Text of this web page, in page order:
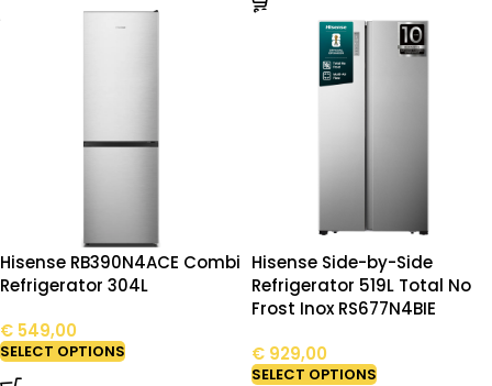
Hisense RB390N4ACE Combi
Refrigerator 304L
€ 549,00
SELECT OPTIONS
Hisense Side-by-Side
Refrigerator 519L Total No
Frost Inox RS677N4BIE
€ 929,00
SELECT OPTIONS